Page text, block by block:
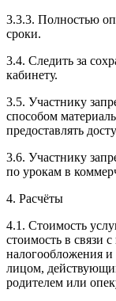
3.3.3. Полностью
сроки.
3.4. Следить за
кабинету.
3.5. Участнику
способом
предоставлять
3.6. Участнику
по урокам в
4. Расчёты
4.1. Cтоимость
стоимость в связи
налогообложения
лицом,
родителем или